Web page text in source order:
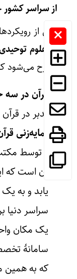
از سراسر کشور
یکی از
بر علوم
مطرح می‌شود که
قرآن در
تدبر در
نمایه‌زنی
و توسط
آن است
یابد و به
سراسر دنیا
یک مکان
سامانۀ
که به